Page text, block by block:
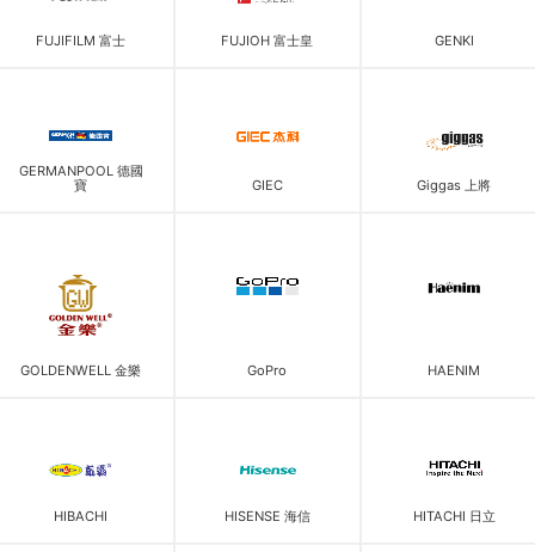
FUJIFILM 富士 FUJIOH 富士皇 GENKI
GERMANPOOL 德國
寶
GIEC Giggas 上將
GOLDENWELL 金樂 GoPro HAENIM
HIBACHI HISENSE 海信 HITACHI 日立